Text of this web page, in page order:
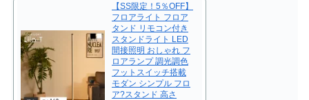
【SS限定！5％OFF】
フロアライト フロア
タンド リモコン付き
スタンドライト LED
間接照明 おしゃれ フ
ロアランプ 調光調色
フットスイッチ搭載
モダン シンプル フロ
ア?スタンド 高さ